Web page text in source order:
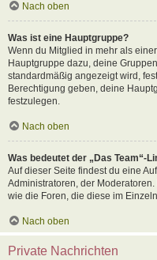
Nach oben
Was ist eine Hauptgruppe?
Wenn du Mitglied in mehr als
Hauptgruppe dazu, deine
standardmäßig angezeigt wird,
Berechtigung geben, deine
festzulegen.
Nach oben
Was bedeutet der „Das Team“-
Auf dieser Seite findest du eine
Administratoren, der
wie die Foren, die diese im
Nach oben
Private Nachrichten